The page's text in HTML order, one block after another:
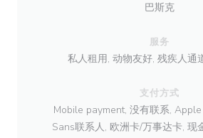
巴斯克
服务
私人租用, 动物友好, 残疾人通
支付方式
Mobile payment, 没有联系, Apple
Sans联系人, 欧洲卡/万事达卡, 现